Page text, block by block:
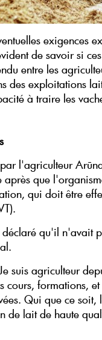
exigences
de savoir si
entre les
des exploitations
à traire les
l'agriculteur
après que
qui doit être
qu'il n'avait
suis agriculteur
cours, formations,
Qui que ce soit,
de lait de haute